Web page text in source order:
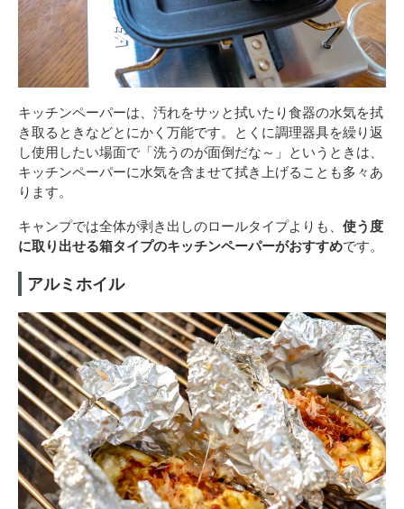
キッチンペーパーは、汚れをサッと拭いたり食器の水気を拭
き取るときなどとにかく万能です。とくに調理器具を繰り返
し使用したい場面で「洗うのが面倒だな～」というときは、
キッチンペーパーに水気を含ませて拭き上げることも多々あ
ります。
キャンプでは全体が剥き出しのロールタイプよりも、 使う度
に取り出せる箱タイプのキッチンペーパーがおすすめです。
アルミホイル